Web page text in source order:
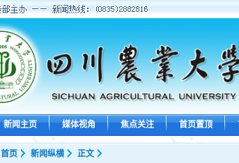
新闻主页 媒体视角 焦点关注 首页置顶
首页 新闻纵横 正文